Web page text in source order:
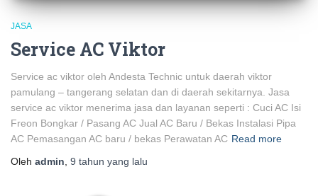
JASA
Service AC Viktor
Service ac viktor oleh Andesta Technic untuk daerah viktor
pamulang – tangerang selatan dan di daerah sekitarnya. Jasa
service ac viktor menerima jasa dan layanan seperti : Cuci AC Isi
Freon Bongkar / Pasang AC Jual AC Baru / Bekas Instalasi Pipa
AC Pemasangan AC baru / bekas Perawatan AC Read more
Oleh admin 9 tahun yang lalu